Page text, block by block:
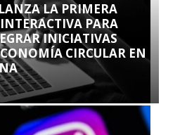
LA PRIMERA
PARA
INICIATIVAS
CIRCULAR EN